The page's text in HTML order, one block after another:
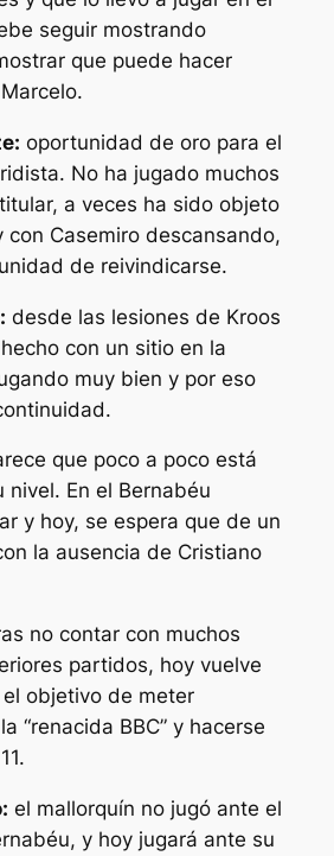
seguir mostrando
que puede hacer
oportunidad de oro para el
No ha jugado muchos
a veces ha sido objeto
con Casemiro descansando,
de reivindicarse.
desde las lesiones de Kroos
con un sitio en la
muy bien y por eso
que poco a poco está
nivel. En el Bernabéu
y hoy, se espera que de un
la ausencia de Cristiano
no contar con muchos
partidos, hoy vuelve
el objetivo de meter
“renacida BBC” y hacerse
el mallorquín no jugó ante el
y hoy jugará ante su